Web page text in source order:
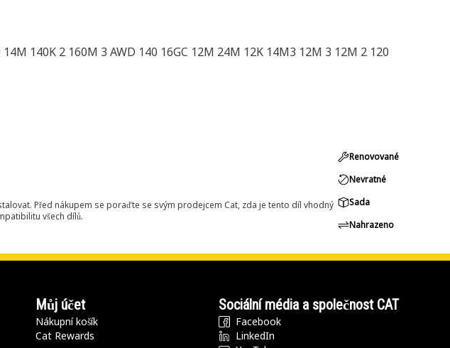
140K 2 160M 3 AWD 140 16GC 12M 24M 12K 14M3 12M 3 12M 2 120
Před nákupem se poraďte se svým prodejcem Cat, zda je tento díl vhodný
všech dílů.
Renovované
Nevratné
Sada
Nahrazeno
Můj účet
Nákupní košík
Cat Rewards
Sociální média a společnost CAT
Facebook
LinkedIn